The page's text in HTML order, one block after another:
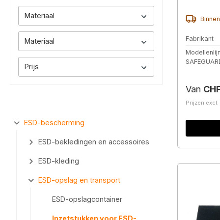
Materiaal
Materiaal
Prijs
ESD-bescherming
ESD-bekledingen en accessoires
ESD-kleding
ESD-opslag en transport
ESD-opslagcontainer
Fabrikant
Modellenlijn
Van
Prijzen